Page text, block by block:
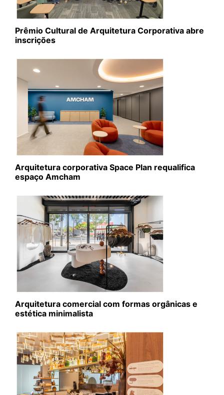
Prêmio Cultural de Arquitetura Corporativa abre
inscrições
Arquitetura corporativa Space Plan requalifica
espaço Amcham
Arquitetura comercial com formas orgânicas e
estética minimalista